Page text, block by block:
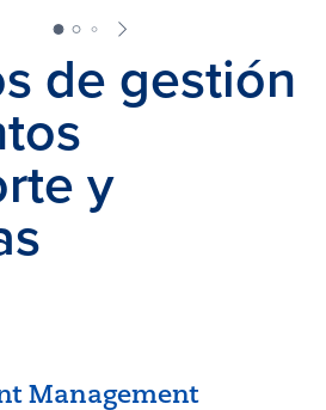
de gestión
y
Management